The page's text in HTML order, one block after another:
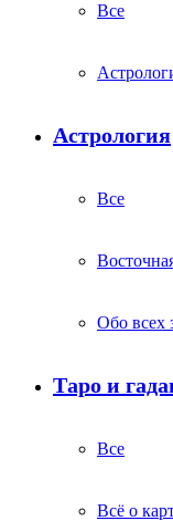
Все
Астрология
Все
Обо всех
Таро и
Все
Всё о